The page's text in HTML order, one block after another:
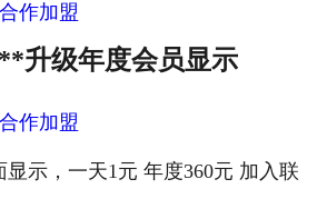
作加盟
升级年度会员显示
作加盟
示，一天1元 年度360元 加入联